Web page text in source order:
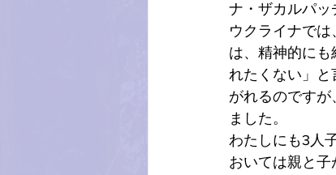
ナ・ザカルパッ
ウクライナで
は、精神的に
れたくない」
がれるのです
ました。
わたしにも3人
おいては親と